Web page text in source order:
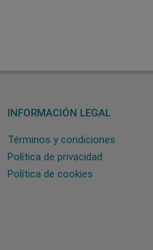
INFORMACIÓN LEGAL
Términos y condiciones
Política de privacidad
Política de cookies